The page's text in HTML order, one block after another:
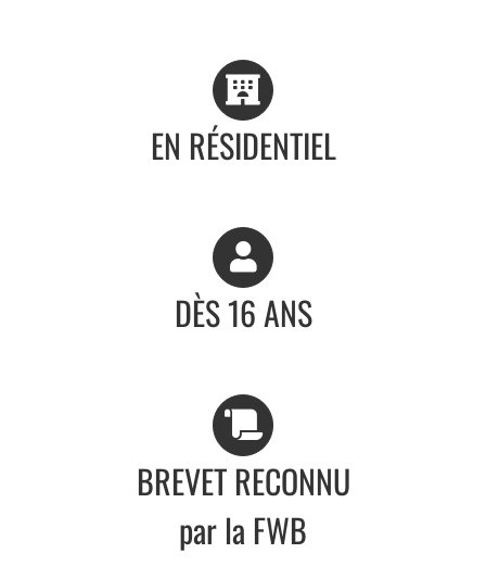
EN RÉSIDENTIEL
DÈS 16 ANS
BREVET RECONNU
par la FWB